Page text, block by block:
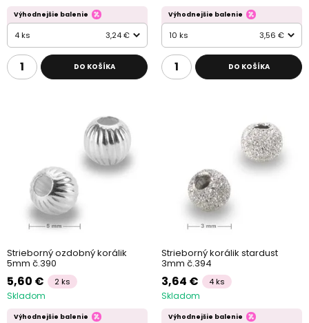
Výhodnejšie balenie
4 ks 3,24 €
DO KOŠÍKA
Výhodnejšie balenie
10 ks 3,56 €
DO KOŠÍKA
Strieborný ozdobný korálik
5mm č.390
5,60 € 2 ks
Skladom
Výhodnejšie balenie
Strieborný korálik stardust
3mm č.394
3,64 € 4 ks
Skladom
Výhodnejšie balenie